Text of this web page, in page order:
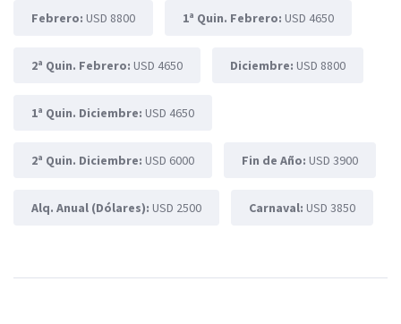
Febrero: USD 8800 1ª Quin. Febrero: USD 4650
2ª Quin. Febrero: USD 4650 Diciembre: USD 8800
1ª Quin. Diciembre: USD 4650
2ª Quin. Diciembre: USD 6000 Fin de Año: USD 3900
Alq. Anual (Dólares): USD 2500 Carnaval: USD 3850